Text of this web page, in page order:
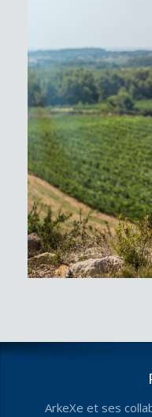
ArkeXe et ses